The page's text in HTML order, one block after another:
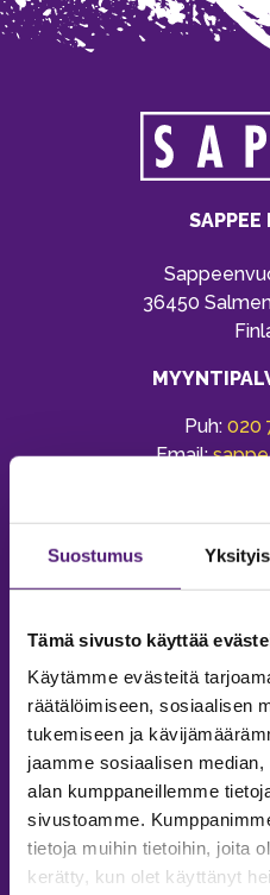
Suostumus
Tämä sivusto käyttää
Käytämme evästeitä
räätälöimiseen, sosiaalisen
tukemiseen ja
jaamme sosiaalisen
alan kumppaneillemme
sivustoamme.
tietoja muihin tietoihin, joita
kerätty, kun olet käyttänyt
SAPPEE
36450
Puh: 020
Email: